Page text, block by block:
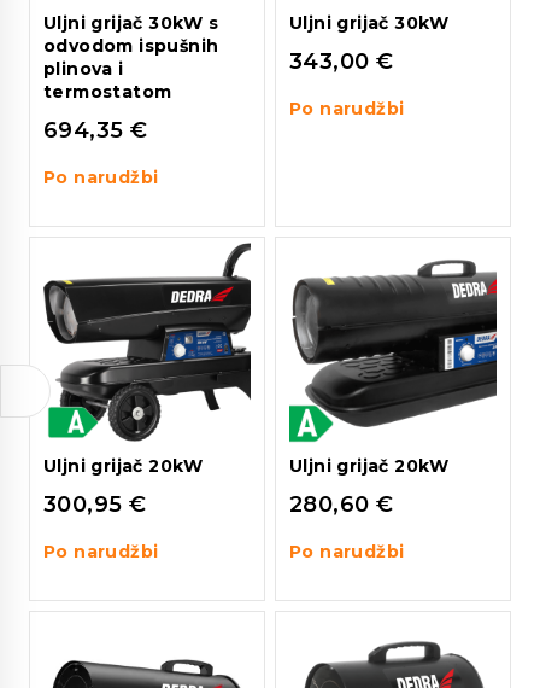
Uljni grijač 30kW s
odvodom ispušnih
plinova i
termostatom
694,35 €
Po narudžbi
Uljni grijač 30kW
343,00 €
Po narudžbi
Uljni grijač 20kW
300,95 €
Po narudžbi
Uljni grijač 20kW
280,60 €
Po narudžbi